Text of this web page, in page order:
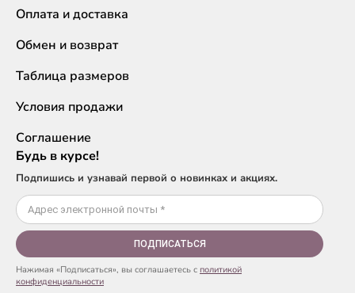
Оплата и доставка
Обмен и возврат
Таблица размеров
Условия продажи
Соглашение
Будь в курсе!
Подпишись и узнавай первой о новинках и акциях.
ПОДПИСАТЬСЯ
Нажимая «Подписаться», вы соглашаетесь с политикой
конфиденциальности